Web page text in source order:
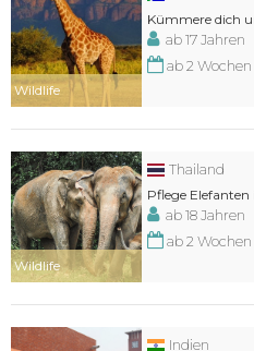
Wildlife
Kümmere dich
ab 17 Jahren
ab 2 Wochen
Wildlife
Thailand
Pflege
ab 18 Jahren
ab 2 Wochen
Indien